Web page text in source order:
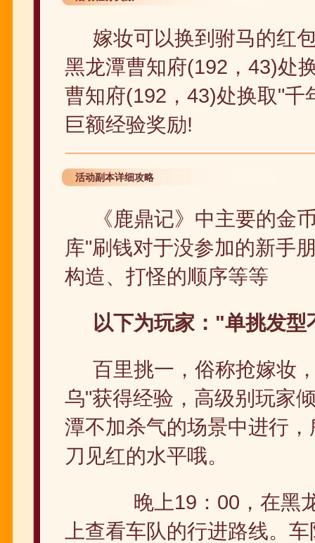
嫁妆可以换到驸马的红
黑龙潭曹知府(192，43)处
曹知府(192，43)处换取"
巨额经验奖励!
活动副本详细攻略
《鹿鼎记》中主要的金
库"刷钱对于没参加的新手
构造、打怪的顺序等等
以下为玩家："单挑发
百里挑一，俗称抢嫁妆
乌"获得经验，高级别玩家
潭不加杀气的场景中进行
刀见红的水平哦。
晚上19：00，在黑龙
上查看车队的行进路线。